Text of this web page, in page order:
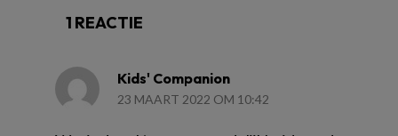
1 REACTIE
Kids' Companion
23 MAART 2022 OM 10:42